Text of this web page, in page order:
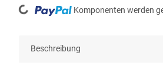
Loading... Komponenten werden
Beschreibung